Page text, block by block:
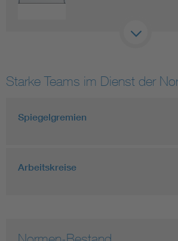
Starke Teams im Dienst der
Spiegelgremien
Arbeitskreise